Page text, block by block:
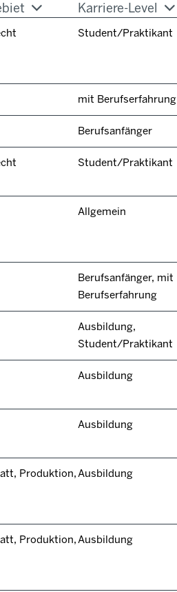
Karriere-Level
Student/Praktikant
mit Berufserfahrung
Berufsanfänger
Student/Praktikant
Allgemein
Berufsanfänger, mit
Berufserfahrung
Ausbildung,
Student/Praktikant
Ausbildung
Ausbildung
Produktion,Ausbildung
Produktion,Ausbildung